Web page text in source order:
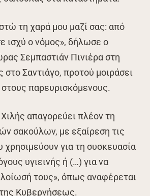
τη χαρά μου μαζί σας: από
ισχύ ο νόμος», δήλωσε ο
Σεμπαστιάν Πινιέρα στη
στο Σαντιάγο, προτού μοιράσει
παρευρισκόμενους.
απαγορεύει πλέον τη
σακούλων, με εξαίρεση τις
για τη συσκευασία
υγιεινής ή (…) για να
τους», όπως αναφέρεται
Κυβερνήσεως.